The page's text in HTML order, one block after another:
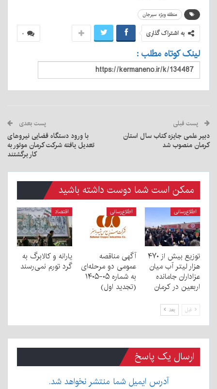
منطقه ویژه سیرجان
۰ به اشتراک گذاری
لینک کوتاه مطلب :
پست قبلی
دبیر علمی جایزه کتاب سال استان
کرمان منصوب شد
پست بعدی
با ورود دستگاه قضایی نیروهای
تعدیل یافته شرکت کرمان موتور به
کار برگشتند
ممکن است شما دوست داشته باشید
اطلاع‌رسانی
توزیع بیش از ۴۷۰
هزار لیتر آب میان
عزاداران جامانده
اربعین در کرمان
اطلاع‌رسانی
آگهی مناقصه
عمومی دو مرحله‌ای
به شماره ۰۵-۱۴۰۵
(تجدید اول)
اقتصاد
یارانه و کالابرگ به
گرد تورم نمی‌رسند
قبل بعد
ارسال یک پاسخ
آدرس ایمیل شما منتشر نخواهد شد.